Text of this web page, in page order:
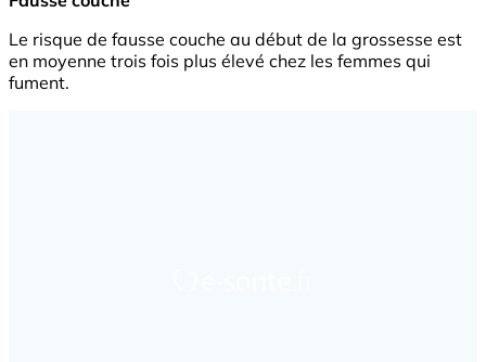
Le risque de fausse couche au début de la grossesse est
en moyenne trois fois plus élevé chez les femmes qui
fument.